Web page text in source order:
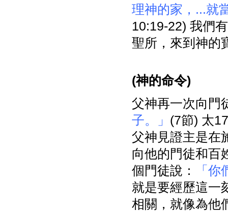
理神的家，...就
10:19-22) 我們
聖所，來到神的
(神的命令)
父神再一次向門
子。」 (7節) 太
父神見證主是在
向他的門徒和百
個門徒說：
「
就是要經歷這一
相關，就像為他